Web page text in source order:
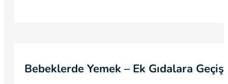
Bebeklerde Yemek – Ek Gıdalara Geçiş